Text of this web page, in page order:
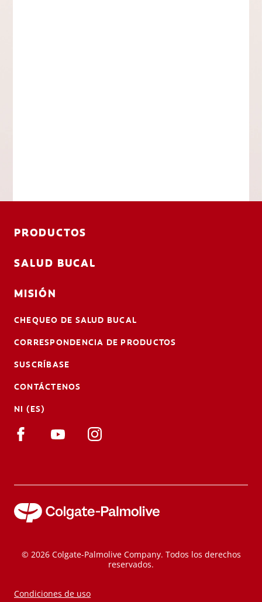
PRODUCTOS
SALUD BUCAL
MISIÓN
CHEQUEO DE SALUD BUCAL
CORRESPONDENCIA DE PRODUCTOS
SUSCRÍBASE
CONTÁCTENOS
NI (ES)
© 2026 Colgate-Palmolive Company. Todos los derechos
reservados.
Condiciones de uso